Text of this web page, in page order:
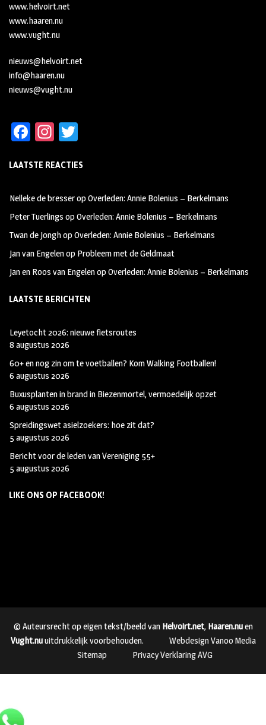
www.helvoirt.net
www.haaren.nu
www.vught.nu
nieuws@helvoirt.net
info@haaren.nu
nieuws@vught.nu
Fa
b
oo
k
In
ag
m
tt
LAATSTE REACTIES
Nelleke de bresseropOverleden: Annie Bolenius – Berkelmans
Peter Tuerlings opOverleden: Annie Bolenius – Berkelmans
Twan de JonghopOverleden: Annie Bolenius – Berkelmans
Jan van Engelenop Probleem met de Geldmaat
Jan en Roos van EngelenopOverleden: Annie Bolenius – Berkelmans
LAATSTE BERICHTEN
Leyetocht 2026: nieuwe fietsroutes
8 augustus 2026
60+ en nog zin om te voetballen? Kom Walking Footballen!
6 augustus 2026
Buxusplanten in brand in Biezenmortel, vermoedelijk opzet
6 augustus 2026
Spreidingswet asielzoekers: hoe zit dat?
5 augustus 2026
Bericht voor de leden van Vereniging 55+
5 augustus 2026
LIKE ONS OP FACEBOOK!
© Auteursrecht op eigen tekst/beeld van Helvoirt.net, Haaren.nuen
Vught.nuuitdrukkelijk voorbehouden.
Webdesign Vanoo Media
Sitemap
Privacy Verklaring AVG